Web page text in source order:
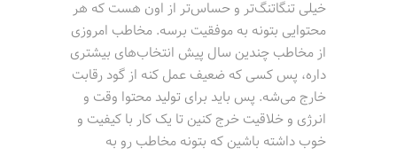
خیلی تنگاتنگ‌تر و حساس‌تر از اون هست که هر
محتوایی بتونه به موفقیت برسه. مخاطب امروزی
از مخاطب چندین سال پیش انتخاب‌های بیشتری
داره، پس کسی که ضعیف عمل کنه از گود رقابت
خارج می‌شه. پس باید برای تولید محتوا وقت و
انرژی و خلاقیت خرج کنین تا یک کار با کیفیت و
خوب داشته باشین که بتونه مخاطب رو به